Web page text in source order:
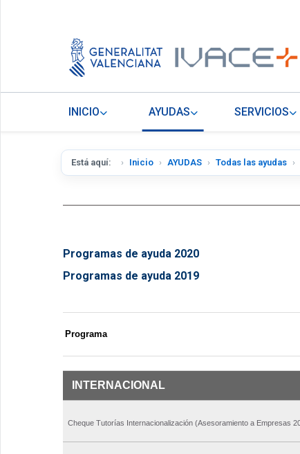
INICIO AYUDAS SERVICIOS
Está aquí: Inicio AYUDAS Todas las ayudas
Programas de ayuda 2020
Programas de ayuda 2019
Programa
INTERNACIONAL
Cheque Tutorías Internacionalización (Asesoramiento a Empresas